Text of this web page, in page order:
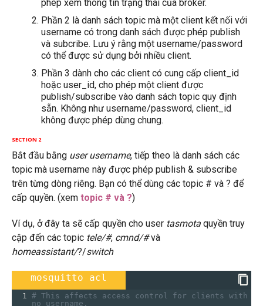
phép xem thông tin trạng thái của broker.
Phần 2 là danh sách topic mà một client kết nối với
username có trong danh sách được phép publish
và subcribe. Lưu ý rằng một username/password
có thể được sử dụng bởi nhiều client.
Phần 3 dành cho các client có cung cấp client_id
hoặc user_id, cho phép một client được
publish/subscribe vào danh sách topic quy định
sẵn. Không như username/password, client_id
không được phép dùng chung.
SECTION 2
Bắt đầu bằng user username, tiếp theo là danh sách các
topic mà username này được phép publish & subscribe
trên từng dòng riêng. Bạn có thể dùng các topic # và ? để
cấp quyền. (xem topic # và ?)
Ví dụ, ở đây ta sẽ cấp quyền cho user tasmotaquyền truy
cập đến các topic tele/#, cmnd/#và
homeassistant/?/switch
mosquitto acl
1
# This affects access control for clients with
no username.